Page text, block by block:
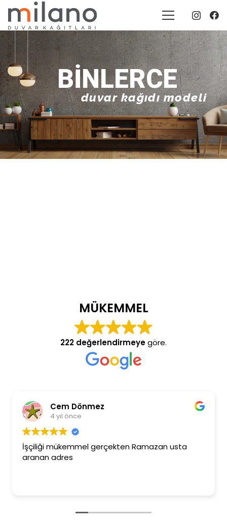
BINLERCE
duvar kağıdı modeli
MÜKEMMEL
222 değerlendirmeyegöre.
Cem Dönmez
4 yıl önce
İşçiliği mükemmel gerçekten Ramazan usta
aranan adres